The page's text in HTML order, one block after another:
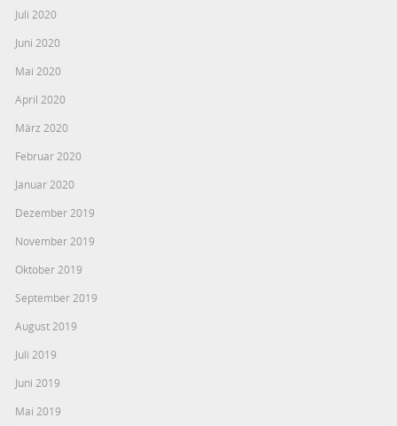
Juli 2020
Juni 2020
Mai 2020
April 2020
März 2020
Februar 2020
Januar 2020
Dezember 2019
November 2019
Oktober 2019
September 2019
August 2019
Juli 2019
Juni 2019
Mai 2019